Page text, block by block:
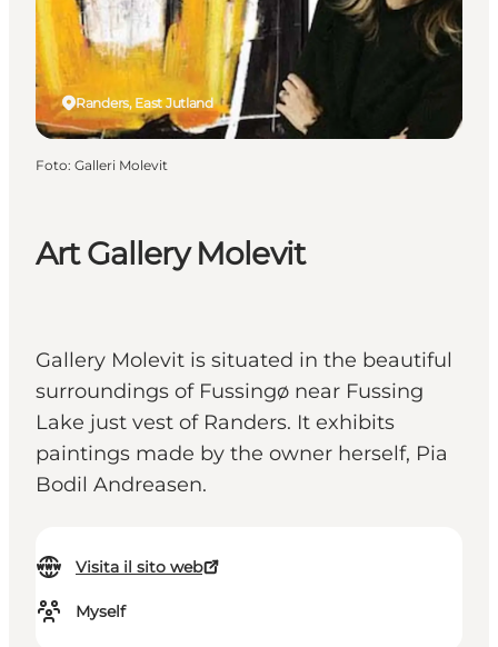
Pianifica il viaggio
Art Gallery Molevit
Gallery Molevit is situated in the beautiful
surroundings of Fussingø near Fussing
Lake just vest of Randers. It exhibits
paintings made by the owner herself, Pia
Bodil Andreasen.
Visita il sito web
Myself
Randers, East Jutland
Foto: Galleri Molevit